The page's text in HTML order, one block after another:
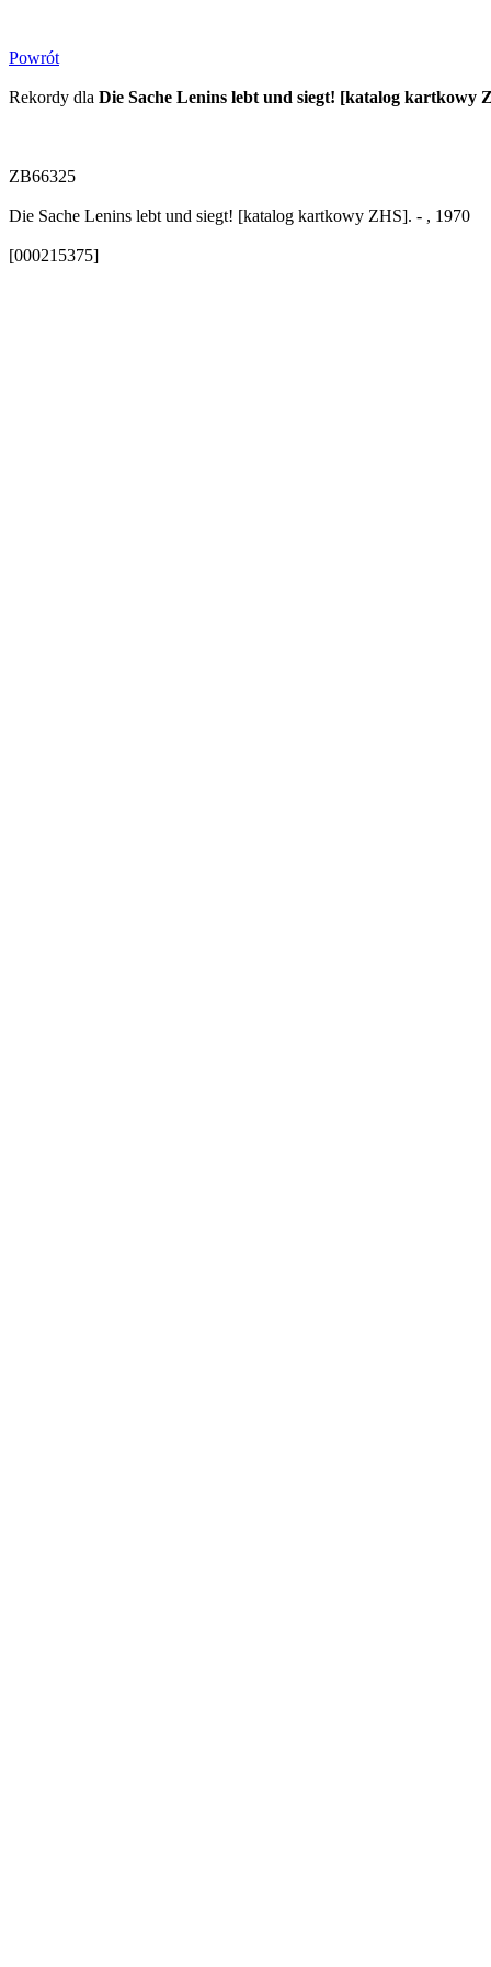
Powrót
Rekordy dla Die Sache Lenins lebt und siegt! [katalog kartkowy
ZB66325
Die Sache Lenins lebt und siegt! [katalog kartkowy ZHS]. - , 1970
[000215375]